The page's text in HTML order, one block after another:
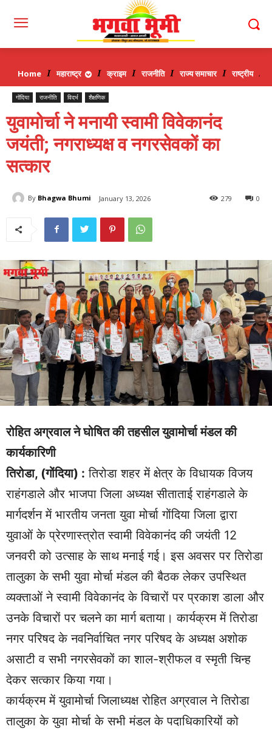
Home महाराष्ट्र क्राइम राजनीति राज्य समाचार राष्ट्रीय
गोंदिया राजनीति विदर्भ शैक्षणिक
युवामोर्चा ने मनायी स्वामी विवेकानंद
जयंती; नगराध्यक्ष व नगरसेवकों का
सत्कार
By Bhagwa Bhumi January 13, 2026 0
279
रोहित अग्रवाल ने घोषित की तहसील युवामोर्चा मंडल की
कार्यकारिणी
तिरोडा, (गोंदिया) : तिरोडा शहर में क्षेत्र के विधायक विजय
राहंगडाले और भाजपा जिला अध्यक्ष सीताताई राहंगडाले के
मार्गदर्शन में भारतीय जनता युवा मोर्चा गोंदिया जिला द्वारा
युवाओं के प्रेरणास्त्रोत स्वामी विवेकानंद की जयंती 12
जनवरी को उत्साह के साथ मनाई गई। इस अवसर पर तिरोडा
तालुका के सभी युवा मोर्चा मंडल की बैठक लेकर उपस्थित
व्यक्ताओं ने स्वामी विवेकानंद के विचारों पर प्रकाश डाला और
उनके विचारों पर चलने का मार्ग बताया। कार्यक्रम में तिरोडा
नगर परिषद के नवनिर्वाचित नगर परिषद के अध्यक्ष अशोक
असाटी व सभी नगरसेवकों का शाल-श्रीफल व स्मृती चिन्ह
देकर सत्कार किया गया।
कार्यक्रम में युवामोर्चा जिलाध्यक्ष रोहित अग्रवाल ने तिरोडा
तालुका के युवा मोर्चा के सभी मंडल के पदाधिकारियों को